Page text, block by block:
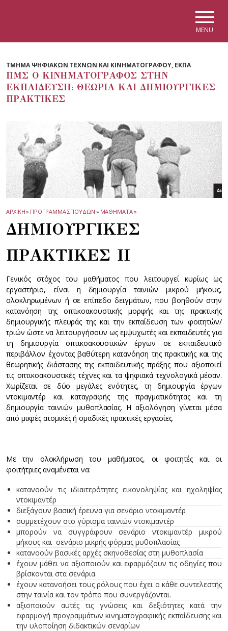
MENU
ΤΜΗΜΑ ΨΗΦΙΑΚΩΝ ΤΕΧΝΩΝ ΚΑΙ ΚΙΝΗΜΑΤΟΓΡΑΦΟΥ, ΕΚΠΑ
ΠΜΣ Ο ΚΙΝΗΜΑΤΟΓΡΑΦΟΣ ΣΤΗΝ
ΕΚΠΑΙΔΕΥΣΗ: ΘΕΩΡΙΑ ΚΑΙ ΔΗΜΙΟΥΡΓΙΚΕΣ
ΠΡΑΚΤΙΚΕΣ
ΑΡΧΙΚΗ» ΠΡΟΓΡΑΜΜΑ ΣΠΟΥΔΩΝ » ΜΑΘΗΜΑΤΑ»
ΔΗΜΙΟΥΡΓΙΚΕΣ
ΠΡΑΚΤΙΚΕΣ ΙI
Γενικός στόχος του μαθήματος που λειτουργεί κυρίως ως
εργαστήριο, είναι η δημιουργία ταινιών μικρού μήκους,
ολοκληρωμένων ή σε επίπεδο δειγμάτων, που βοηθούν στην
κατανόηση της οπτικοακουστικής μορφής και της πρακτικής
δημιουργικής πλευράς της και την εκπαίδευση των φοιτητών/
τριών ώστε να λειτουργήσουν ως εμψυχωτές και εκπαιδευτές για
τη δημιουργία οπτικοακουστικών έργων σε εκπαιδευτικό
περιβάλλον έχοντας βαθύτερη κατανόηση της πρακτικής και της
θεωρητικής διάστασης της εκπαιδευτικής πράξης που αξιοποιεί
τις οπτικοακουστικές τέχνες και τα ψηφιακά τεχνολογικά μέσαν.
Χωρίζεται σε δύο μεγάλες ενότητες, τη δημιουργία έργων
ντοκιμαντέρ και καταγραφής της πραγματικότητας και τη
δημιουργία ταινιών μυθοπλασίας. Η αξιολόγηση γίνεται μέσα
από μικρές ατομικές ή ομαδικές πρακτικές εργασίες.
Με την ολοκλήρωση του μαθήματος, οι φοιτητές και οι
φοιτήτριες αναμένεται να:
κατανοούν τις ιδιαιτερότητες εικονοληψίας και ηχοληψίας
ντοκιμαντέρ
διεξάγουν βασική έρευνα για σενάριο ντοκιμαντέρ
συμμετέχουν στο γύρισμα ταινιών ντοκιμαντέρ
μπορούν να συγγράφουν σενάριο ντοκιμαντέρ μικρού
μήκους και σενάριο μικρής φόρμας μυθοπλασίας
κατανοούν βασικές αρχές σκηνοθεσίας στη μυθοπλασία
έχουν μάθει να αξιοποιούν και εφαρμόζουν τις οδηγίες που
βρίσκονται στα σενάρια.
έχουν κατανοήσει τους ρόλους που έχει ο κάθε συντελεστής
στην ταινία και τον τρόπο που συνεργάζονται.
αξιοποιούν αυτές τις γνώσεις και δεξιότητες κατά την
εφαρμογή προγραμμάτων κινηματογραφικής εκπαίδευσης και
την υλοποίηση διδακτικών σεναρίων